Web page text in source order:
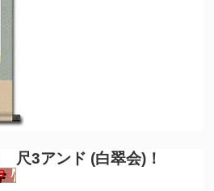
3アンド (白翠会)！